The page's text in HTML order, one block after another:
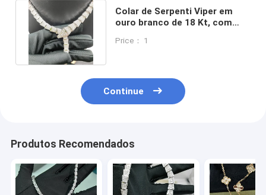
Colar de Serpenti Viper em
ouro branco de 18 Kt, com
Price： 1
Continue
Produtos Recomendados